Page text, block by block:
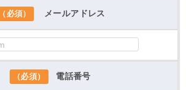
（必須） メールアドレス
（必須） 電話番号